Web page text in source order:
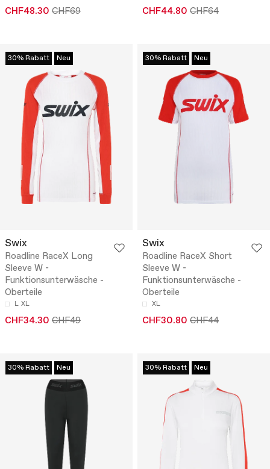
CHF48.30 CHF69 CHF44.80 CHF64
30% Rabatt Neu
Swix
Roadline RaceX Long
Sleeve W -
Funktionsunterwäsche -
Oberteile
L XL
CHF34.30 CHF49
30% Rabatt Neu
Swix
Roadline RaceX Short
Sleeve W -
Funktionsunterwäsche -
Oberteile
XL
CHF30.80 CHF44
30% Rabatt Neu 30% Rabatt Neu